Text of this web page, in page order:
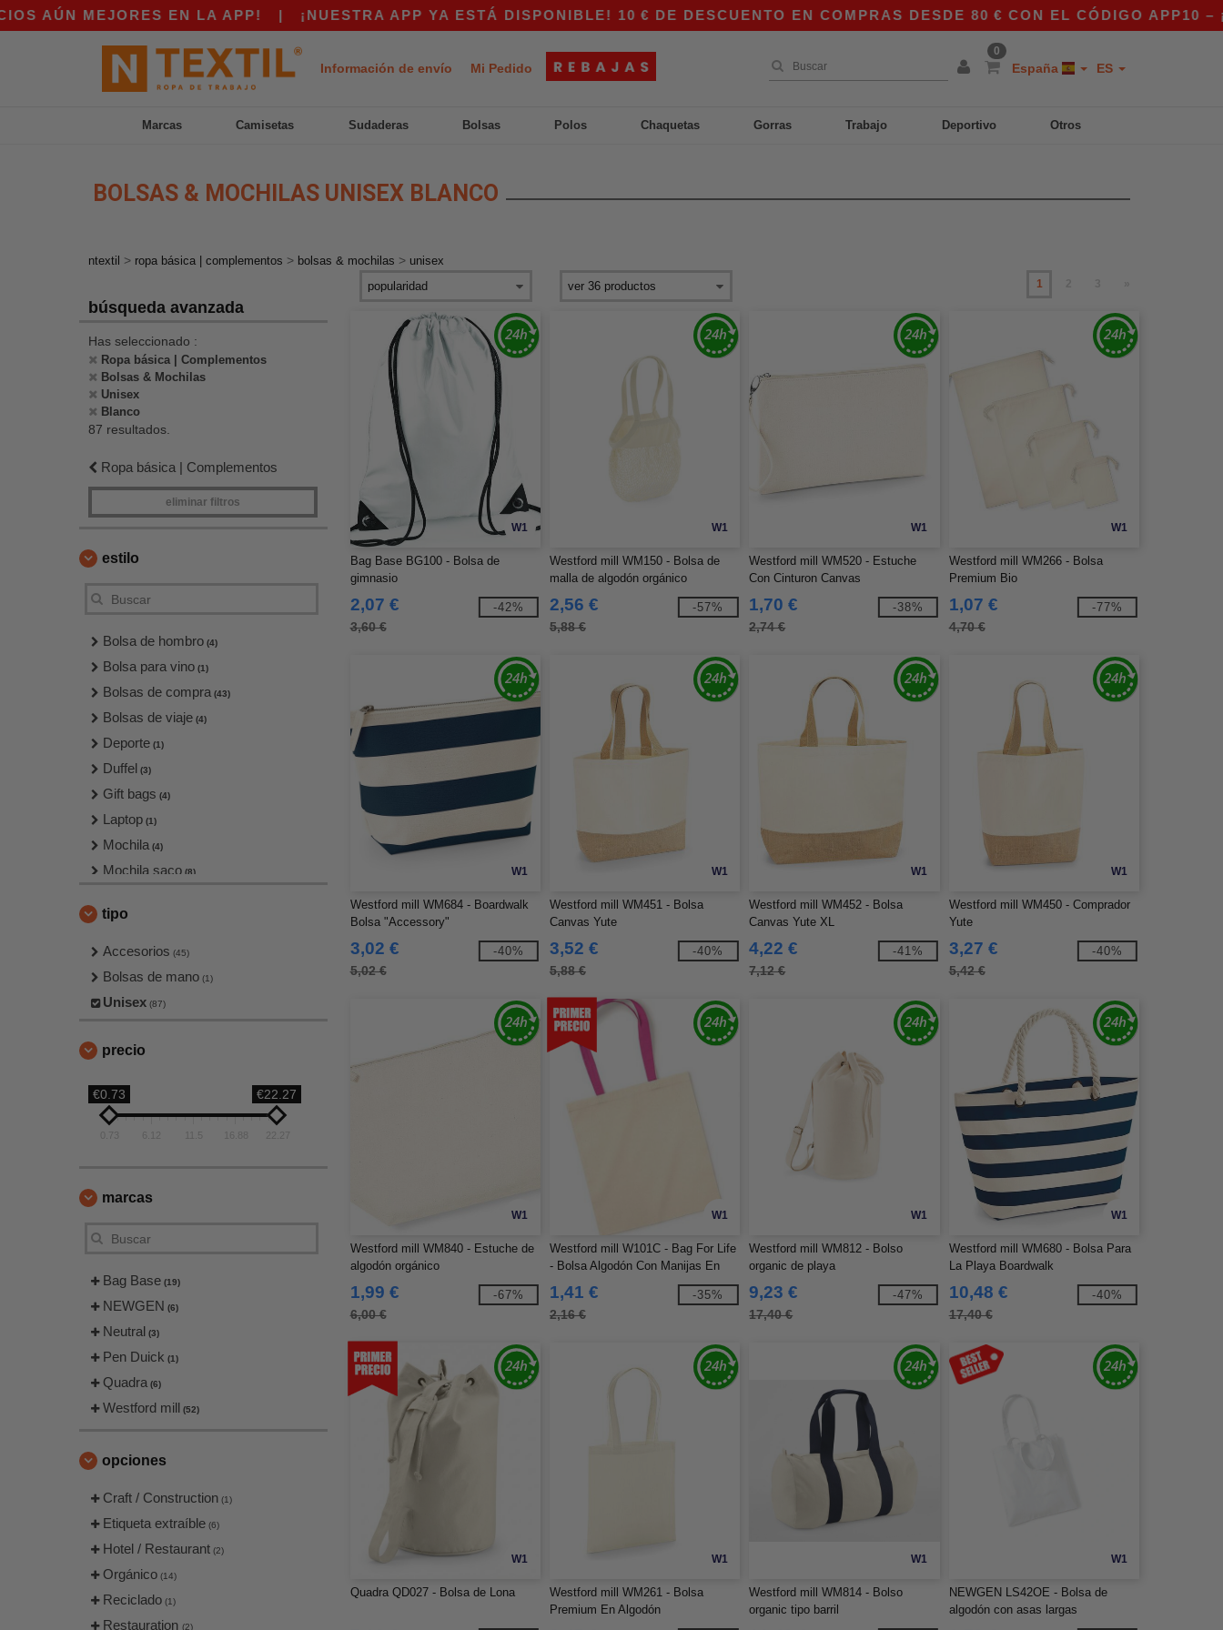
EN LA APP!|¡NUESTRA APP YA ESTÁ DISPONIBLE! 10 € DE DESCUENTO EN COMPRAS DESDE 80 € CON EL CÓDIGO APP10 –
Información de envío Mi Pedido
0
España ES
Marcas Camisetas Sudaderas Bolsas Polos Chaquetas Gorras Trabajo Deportivo Otros
BOLSAS & MOCHILAS UNISEX BLANCO
ntextil > ropa básica | complementos > bolsas & mochilas > unisex
búsqueda avanzada
Has seleccionado :
Ropa básica | Complementos
Bolsas & Mochilas
Unisex
Blanco
87 resultados.
Ropa básica | Complementos
eliminar filtros
estilo
Bolsa de hombro (4)
Bolsa para vino (1)
Bolsas de compra (43)
Bolsas de viaje (4)
Deporte (1)
Duffel (3)
Gift bags (4)
Laptop (1)
Mochila (4)
Mochila saco (8)
Riñoneras
tipo
Accesorios (45)
Bolsas de mano (1)
Unisex (87)
precio
€0.73 €22.27
0.73 11.5
marcas
Bag Base (19)
NEWGEN (6)
Neutral (3)
Pen Duick (1)
Quadra (6)
Westford mill (52)
opciones
Craft / Construction (1)
Etiqueta extraíble (6)
Hotel / Restaurant (2)
Orgánico (14)
Reciclado (1)
Restauration (2)
1
W1
Bag Base BG100 - Bolsa de
gimnasio
2,07 €
3,60 €
-42%
W1
Westford mill WM150 - Bolsa de
malla de algodón orgánico
2,56 €
5,88 €
-57%
W1
Westford mill WM520 - Estuche
Con Cinturon Canvas
1,70 €
2,74 €
-38%
W1
Westford mill WM266 - Bolsa
Premium Bio
1,07 €
4,70 €
-77%
W1
Westford mill WM684 - Boardwalk
Bolsa "Accessory"
3,02 €
5,02 €
-40%
W1
Westford mill WM451 - Bolsa
Canvas Yute
3,52 €
5,88 €
-40%
W1
Westford mill WM452 - Bolsa
Canvas Yute XL
4,22 €
7,12 €
-41%
W1
Westford mill WM450 - Comprador
Yute
3,27 €
5,42 €
-40%
W1
Westford mill WM840 - Estuche de
algodón orgánico
1,99 €
6,00 €
-67%
W1
Westford mill W101C - Bag For Life
- Bolsa Algodón Con Manijas En
Contraste
1,41 €
2,16 €
-35%
W1
Westford mill WM812 - Bolso
organic de playa
9,23 €
17,40 €
-47%
W1
Westford mill WM680 - Bolsa Para
La Playa Boardwalk
10,48 €
17,40 €
-40%
W1
Quadra QD027 - Bolsa de Lona
W1
Westford mill WM261 - Bolsa
Premium En Algodón
W1
Westford mill WM814 - Bolso
organic tipo barril
W1
NEWGEN LS42OE - Bolsa de
algodón con asas largas